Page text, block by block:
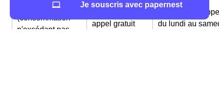
Petites entreprises
(consommation
n'excédant pas
appel gratuit
Possibilité
du lundi au
Je souscris avec papernest